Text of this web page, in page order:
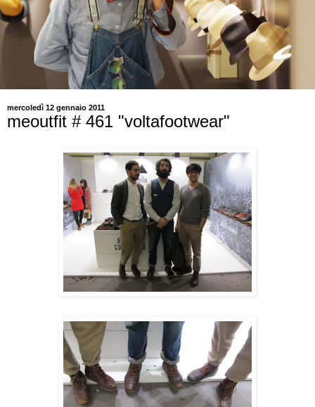
mercoledì 12 gennaio 2011
meoutfit # 461 "voltafootwear"